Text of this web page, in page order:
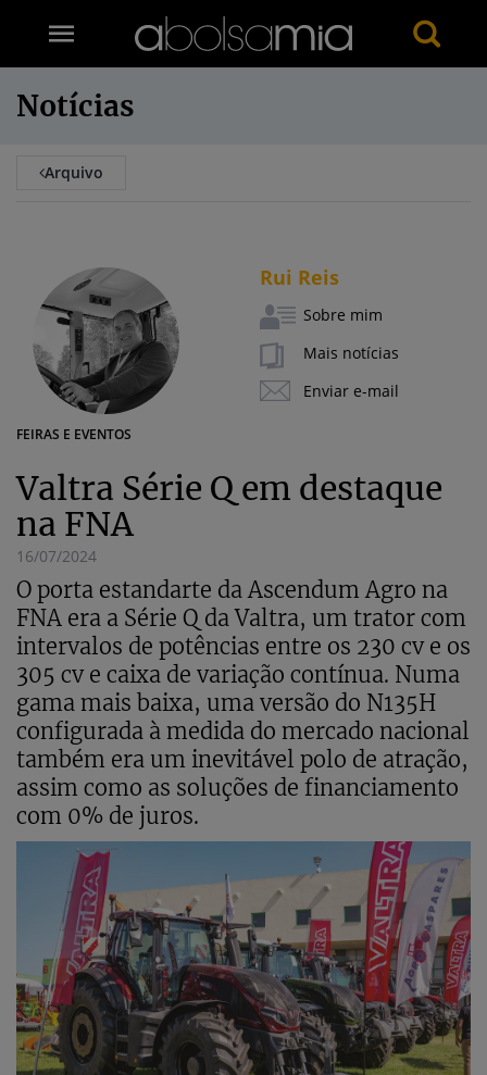
Notícias
Arquivo
Rui Reis
Sobre mim
Mais notícias
Enviar e-mail
FEIRAS E EVENTOS
Valtra Série Q em destaque
na FNA
16/07/2024
O porta estandarte da Ascendum Agro na
FNA era a Série Q da Valtra, um trator com
intervalos de potências entre os 230 cv e os
305 cv e caixa de variação contínua. Numa
gama mais baixa, uma versão do N135H
configurada à medida do mercado nacional
também era um inevitável polo de atração,
assim como as soluções de financiamento
com 0% de juros.